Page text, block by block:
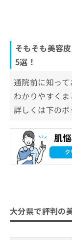
そもそも美容
5選！
通院前に知っ
わかりやすくま
詳しくは下のボ
大分県で評判の